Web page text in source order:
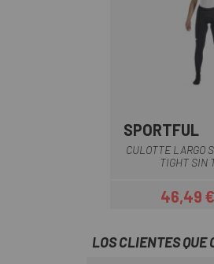
SPORTFUL
CULOTTE LARGO
TIGHT SIN
46,49 €
LOS CLIENTES QUE